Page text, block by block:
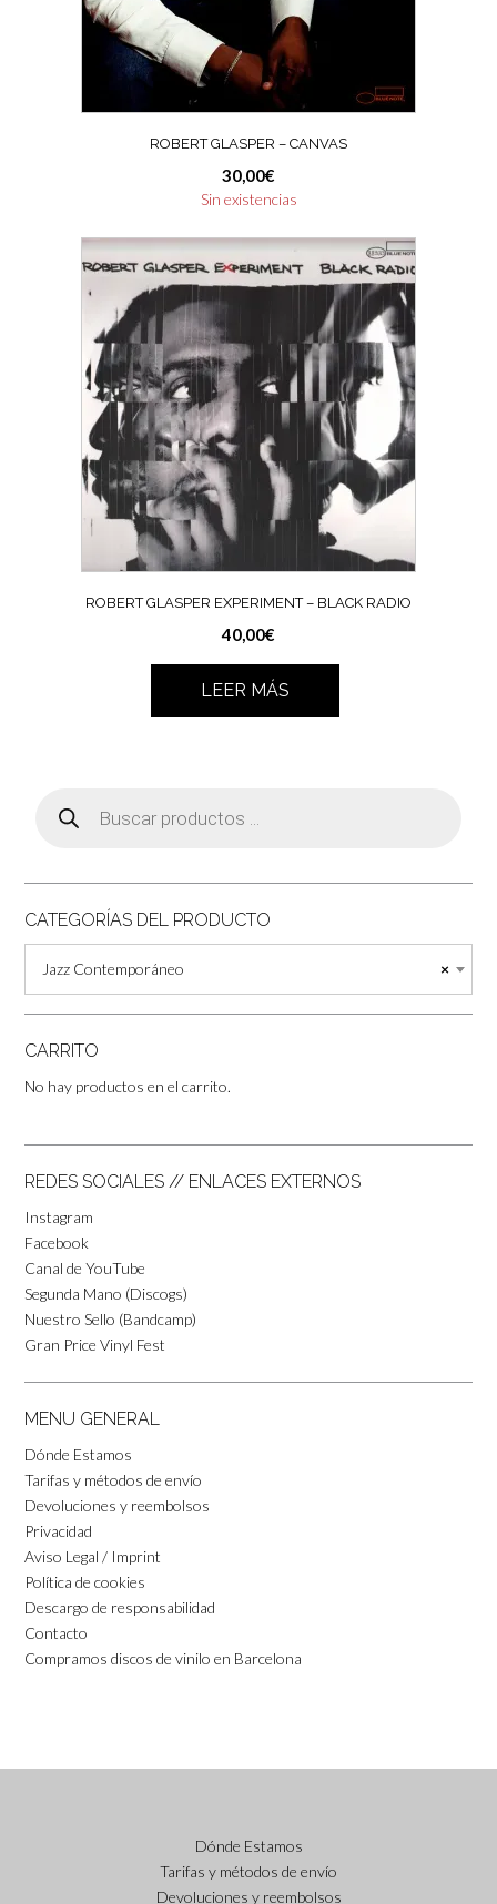
ROBERT GLASPER ‎– CANVAS
30,00€
Sin existencias
ROBERT GLASPER EXPERIMENT ‎– BLACK RADIO
40,00€
LEER MÁS
productos
CATEGORÍAS DEL PRODUCTO
×
Jazz Contemporáneo
CARRITO
No hay productos en el carrito.
REDES SOCIALES // ENLACES EXTERNOS
Instagram
Facebook
Canal de YouTube
Segunda Mano (Discogs)
Nuestro Sello (Bandcamp)
Gran Price Vinyl Fest
MENU GENERAL
Dónde Estamos
Tarifas y métodos de envío
Devoluciones y reembolsos
Privacidad
Aviso Legal / Imprint
Política de cookies
Descargo de responsabilidad
Contacto
Compramos discos de vinilo en Barcelona
Dónde Estamos
Tarifas y métodos de envío
Devoluciones y reembolsos